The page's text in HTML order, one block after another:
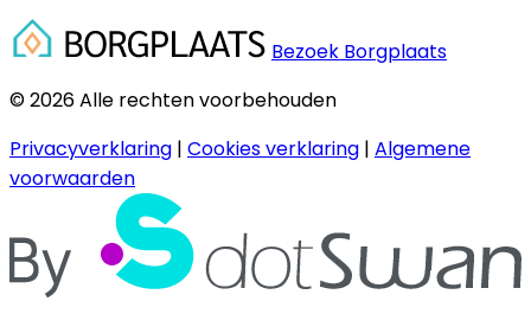
Bezoek Borgplaats
© 2026 Alle rechten voorbehouden
Privacyverklaring | Cookies verklaring | Algemene
voorwaarden